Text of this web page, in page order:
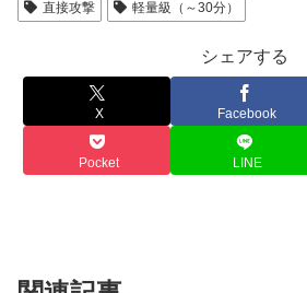
直接攻撃
軽量級（～30分）
シェアする
X Facebook
Pocket LINE